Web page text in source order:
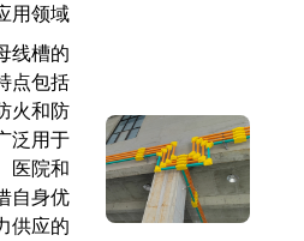
用领域
线槽的
点包括
火和防
泛用于
医院和
自身优
供应的